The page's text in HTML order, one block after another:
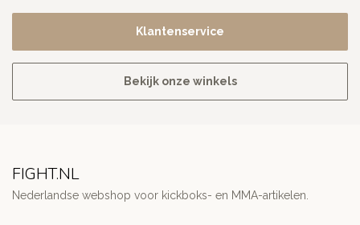
Klantenservice
Bekijk onze winkels
FIGHT.NL
Nederlandse webshop voor kickboks- en MMA-artikelen.